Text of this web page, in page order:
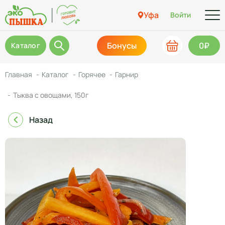
Уфа Войти
Каталог Бонусы 0₽
Главная Каталог Горячее Гарнир
Тыква с овощами, 150г
Назад